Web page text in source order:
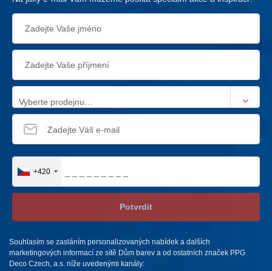
Vyberte prodejnu…
+420
Potvrdit
Souhlasím se zasláním personalizovaných nabídek a dalších
marketingových informací ze sítě Dům barev a od ostatních značek PPG
Deco Czech, a.s. níže uvedenými kanály: